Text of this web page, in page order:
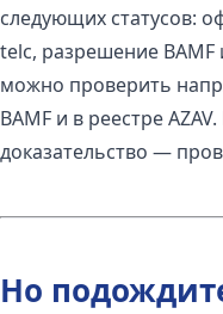
следующих статусов:
telc, разрешение BAMF
можно проверить
BAMF и в реестре
доказательство —
Но